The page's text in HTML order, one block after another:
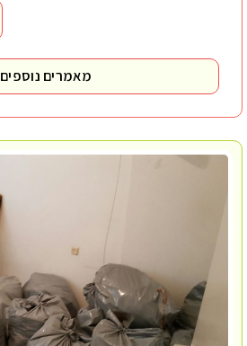
מאמרים נוספים